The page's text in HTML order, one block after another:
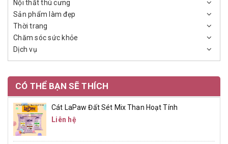
Nội thất thú cưng
Sản phẩm làm đẹp
Thời trang
Chăm sóc sức khỏe
Dịch vụ
CÓ THỂ BẠN SẼ THÍCH
Cát LaPaw Đất Sét Mix Than Hoạt Tính
Liên hệ